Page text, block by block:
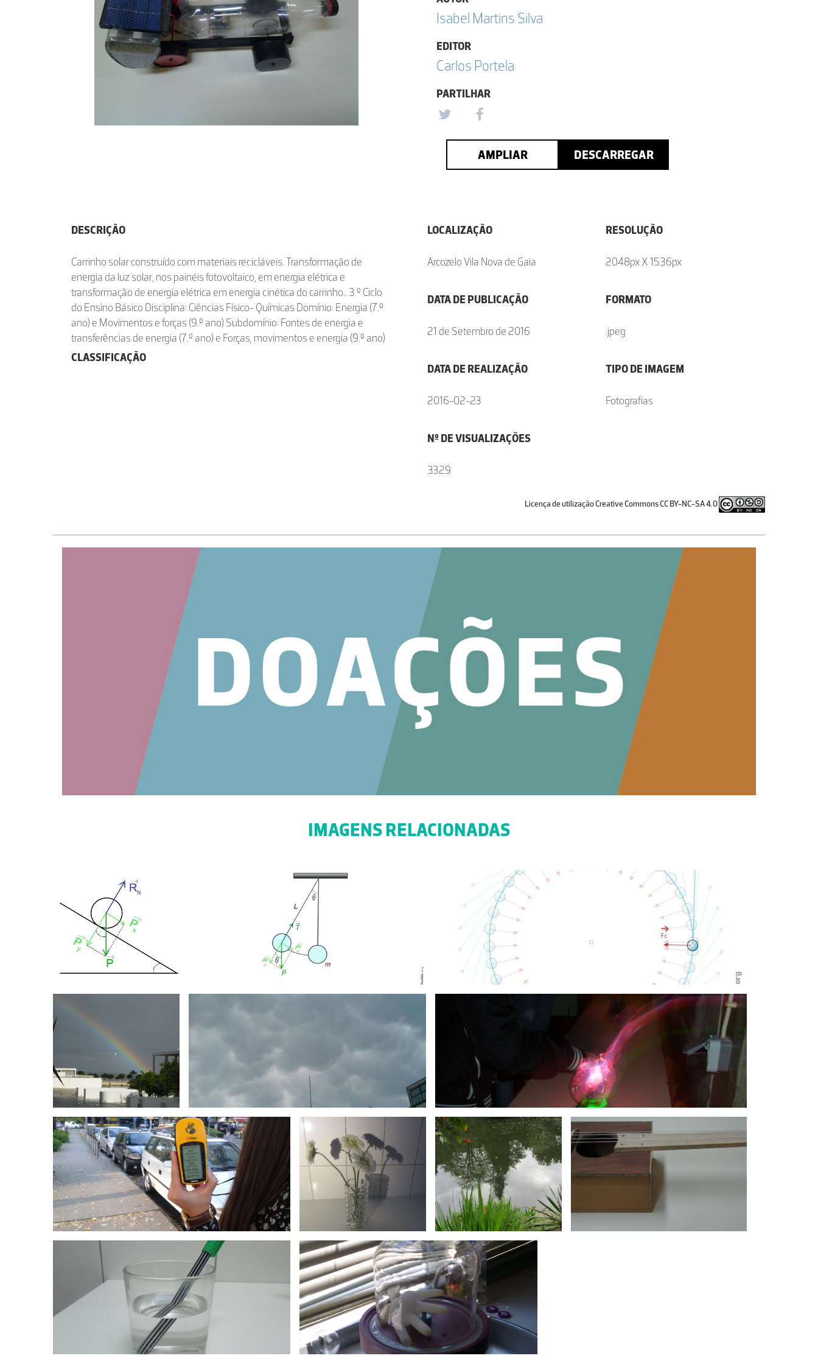
Isabel Martins Silva
EDITOR
Carlos Portela
PARTILHAR
AMPLIAR DESCARREGAR
DESCRIÇÃO
Carrinho solar construído com materiais recicláveis. Transformação de
energia da luz solar, nos painéis fotovoltaico, em energia elétrica e
transformação de energia elétrica em energia cinética do carrinho.. 3.º Ciclo
do Ensino Básico Disciplina: Ciências Físico- Químicas Domínio: Energia (7.º
ano) e Movimentos e forças (9.º ano) Subdomínio: Fontes de energia e
transferências de energia (7.º ano) e Forças, movimentos e energia (9.º ano)
CLASSIFICAÇÃO
LOCALIZAÇÃO
Arcozelo Vila Nova de Gaia
DATA DE PUBLICAÇÃO
21 de Setembro de 2016
DATA DE REALIZAÇÃO
2016-02-23
Nº DE VISUALIZAÇÕES
3329
RESOLUÇÃO
2048px X 1536px
FORMATO
.jpeg
TIPO DE IMAGEM
Fotografias
Licença de utilização Creative Commons CC BY-NC-SA 4.0
IMAGENS RELACIONADAS